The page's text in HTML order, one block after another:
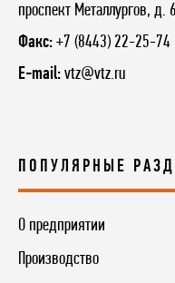
проспект Металлургов, д. 6
Факс: +7 (8443) 22-25-74
E-mail: vtz@vtz.ru
ПОПУЛЯРНЫЕ
О предприятии
Производство